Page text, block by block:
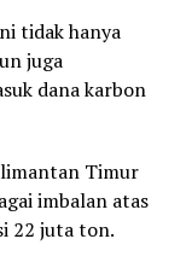
tidak hanya
juga
dana karbon
Timur
imbalan atas
22 juta ton.